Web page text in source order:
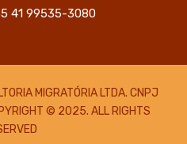
41 99535-3080
MIGRATÓRIA LTDA. CNPJ
© 2025. ALL RIGHTS